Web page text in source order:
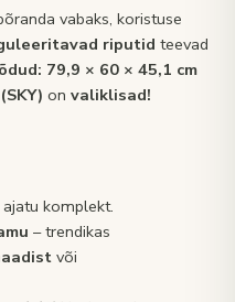
vabaks, koristuse
riputid teevad
79,9 × 60 × 45,1 cm
on valiklisad!
komplekt.
– trendikas
või